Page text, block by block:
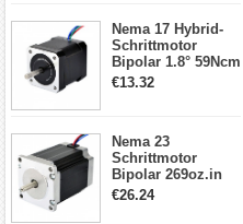
Schrittmotor
Nema 17 Hybrid-
Schrittmotor
Bipolar 1.8° 59Ncm
2A 4 Drähte mit 1m
€13.32
Nema 23
Schrittmotor
Bipolar 269oz.in
2,8A 57x57x76mm
€26.24